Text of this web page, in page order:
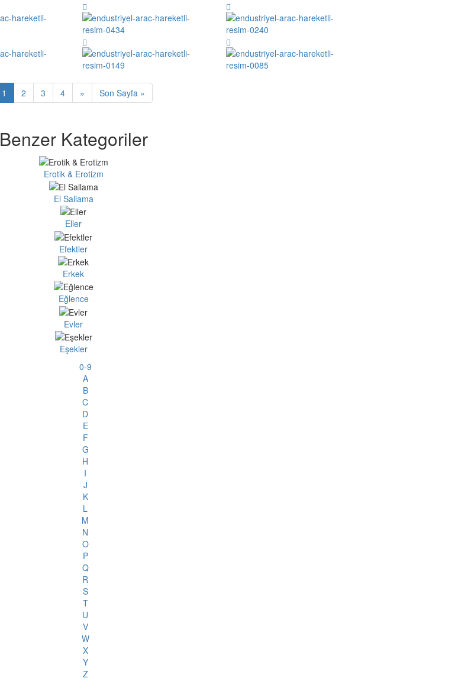
1 2 3 4 » Son Sayfa »
Benzer Kategoriler
Erotik & Erotizm
El Sallama
Eller
Efektler
Erkek
Eğlence
Evler
Eşekler
0-9
A
B
C
D
E
F
G
H
I
J
K
L
M
N
O
P
Q
R
S
T
U
V
W
X
Y
Z